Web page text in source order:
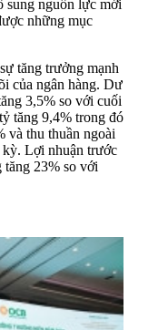
sung nguồn lực mới
những mục
tăng trưởng mạnh
của ngân hàng. Dư
3,5% so với cuối
tăng 9,4% trong đó
và thu thuần ngoài
kỳ. Lợi nhuận trước
tăng 23% so với